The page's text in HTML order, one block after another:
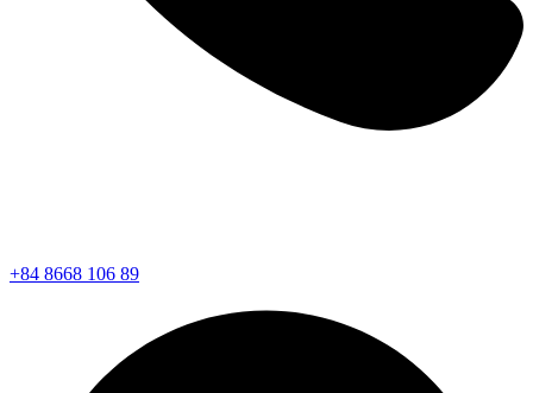
+84 8668 106 89